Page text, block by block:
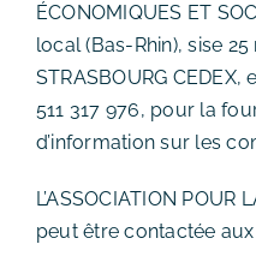
ÉCONOMIQUES ET
local (Bas-Rhin), sise
STRASBOURG
511 317 976, pour la
d’information sur les
L’ASSOCIATION POUR
peut être contactée